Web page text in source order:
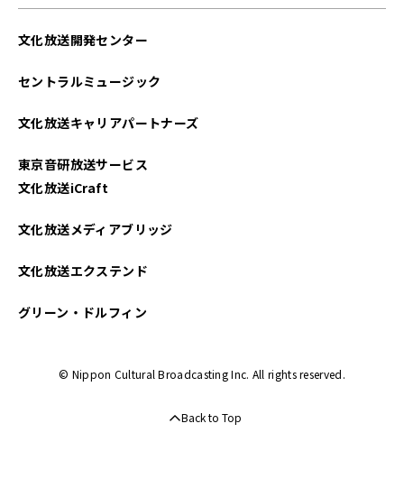
文化放送開発センター
セントラルミュージック
文化放送キャリアパートナーズ
東京音研放送サービス
文化放送iCraft
文化放送メディアブリッジ
文化放送エクステンド
グリーン・ドルフィン
© Nippon Cultural Broadcasting Inc. All rights reserved.
Back to Top